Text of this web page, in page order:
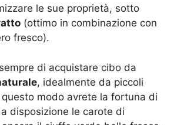
le sue proprietà, sotto
(ottimo in combinazione con
fresco).
di acquistare cibo da
, idealmente da piccoli
modo avrete la fortuna di
disposizione le carote di